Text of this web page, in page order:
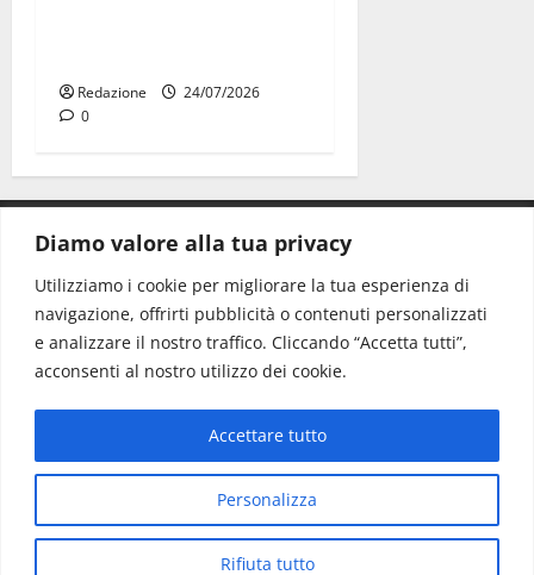
Diamo valore alla tua privacy
Utilizziamo i cookie per migliorare la tua esperienza di
navigazione, offrirti pubblicità o contenuti personalizzati
e analizzare il nostro traffico. Cliccando “Accetta tutti”,
acconsenti al nostro utilizzo dei cookie.
Personalizza
Rifiuta tutto
Accettare tutto
Redazione
24/07/2026
0
CONTATTI.
Redazione: redazione@www.martinasera.it
Direttore:direttore@www.martinasera.it
Info & Commerciale:info@www.martinasera.it
Home News Vivere la città EVENTI
Salute
Il Blog del Direttore
Copyright © All rights reserved.